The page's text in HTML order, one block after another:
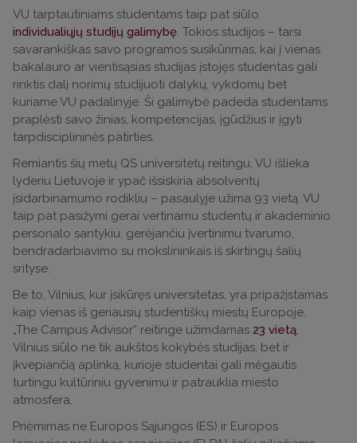
VU tarptautiniams studentams taip pat siūlo
individualiųjų studijų galimybę. Tokios studijos – tarsi
savarankiškas savo programos susikūrimas, kai į vienas
bakalauro ar vientisąsias studijas įstojęs studentas gali
rinktis dalį norimų studijuoti dalykų, vykdomų bet
kuriame VU padalinyje. Ši galimybė padeda studentams
praplėsti savo žinias, kompetencijas, įgūdžius ir įgyti
tarpdisciplininės patirties.
Remiantis šių metų QS universitetų reitingu, VU išlieka
lyderiu Lietuvoje ir ypač išsiskiria absolventų
įsidarbinamumo rodikliu – pasaulyje užima 93 vietą. VU
taip pat pasižymi gerai vertinamu studentų ir akademinio
personalo santykiu, gerėjančiu įvertinimu tvarumo,
bendradarbiavimo su mokslininkais iš skirtingų šalių
srityse.
Be to, Vilnius, kur įsikūręs universitetas, yra pripažįstamas
kaip vienas iš geriausių studentiškų miestų Europoje.
„The Campus Advisor“ reitinge užimdamas 23 vietą,
Vilnius siūlo ne tik aukštos kokybės studijas, bet ir
įkvepiančią aplinką, kurioje studentai gali mėgautis
turtingu kultūriniu gyvenimu ir patrauklia miesto
atmosfera.
Priėmimas ne Europos Sąjungos (ES) ir Europos